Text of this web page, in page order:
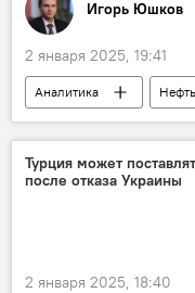
Игорь Юшков
2 января 2025, 19:41
Аналитика Нефть
Рынок
Добыча
Дональд Трамп
Турция может
после отказа Украины
2 января 2025, 18:40